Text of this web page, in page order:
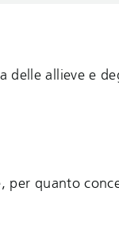
delle allieve e
per quanto